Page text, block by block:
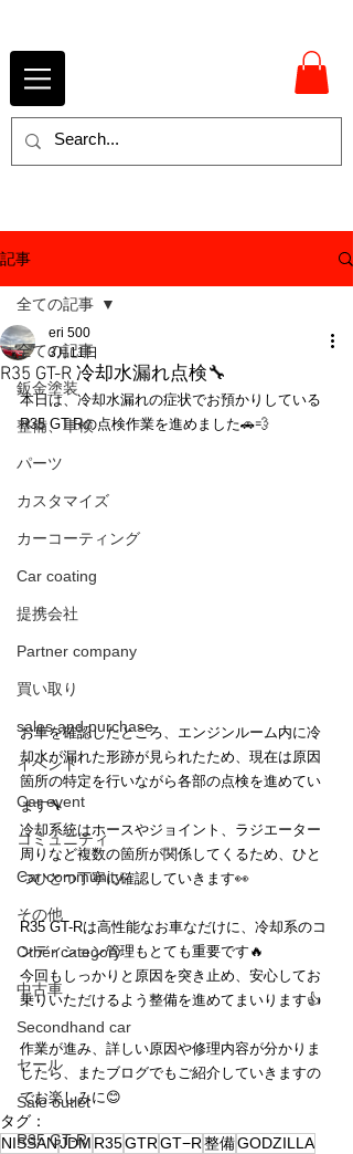
記事
全ての記事
鈑金塗装
整備、車検
パーツ
カスタマイズ
カーコーティング
Car coating
提携会社
Partner company
買い取り
sales and purchase
イベント
Car event
コミュニティ
Car community
その他
Other category
中古車
Secondhand car
セール
Sale outlet
R35 GT-R
全ての記事
R35 GT-R 冷却水漏れ点検🔧
eri 500
3月11日
本日は、冷却水漏れの症状でお預かりしている
R35 GT-Rの点検作業を進めました🚗💨
お車を確認したところ、エンジンルーム内に冷
却水が漏れた形跡が見られたため、現在は原因
箇所の特定を行いながら各部の点検を進めてい
ます🔧
冷却系統はホースやジョイント、ラジエーター
周りなど複数の箇所が関係してくるため、ひと
つひとつ丁寧に確認していきます👀
R35 GT-Rは高性能なお車なだけに、冷却系のコ
ンディション管理もとても重要です🔥
今回もしっかりと原因を突き止め、安心してお
乗りいただけるよう整備を進めてまいります👍
作業が進み、詳しい原因や修理内容が分かりま
したら、またブログでもご紹介していきますの
でお楽しみに😊
タグ：
NISSANJDM R35GTRGT−R整備GODZILLA